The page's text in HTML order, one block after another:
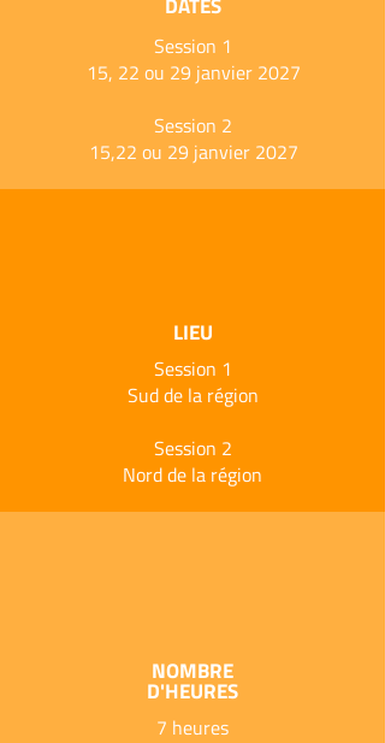
Session 1
15, 22 ou 29 janvier 2027
Session 2
15,22 ou 29 janvier 2027
LIEU
Session 1
Sud de la région
Session 2
Nord de la région
NOMBRE
D'HEURES
7 heures